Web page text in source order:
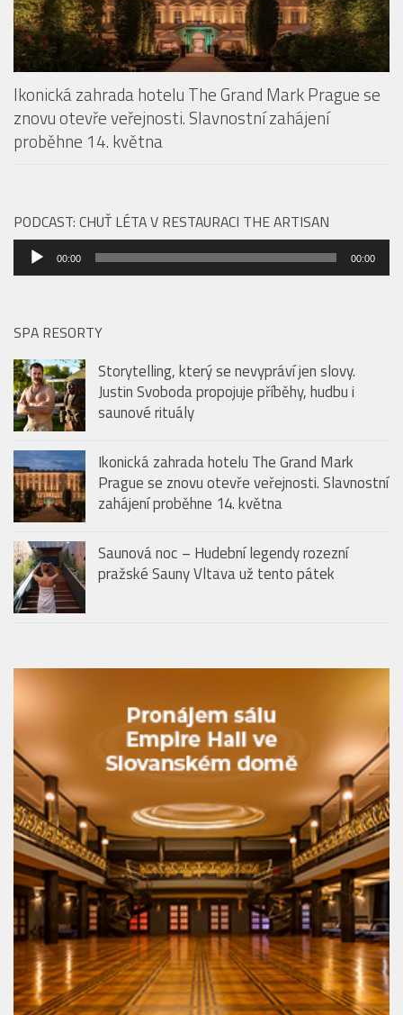
Ikonická zahrada hotelu The Grand Mark Prague se
přehrávač
SPA RESORTY
Justin Svoboda propojuje příběhy, hudbu i
saunové rituály
Prague se znovu otevře veřejnosti. Slavnostní
zahájení proběhne 14. května